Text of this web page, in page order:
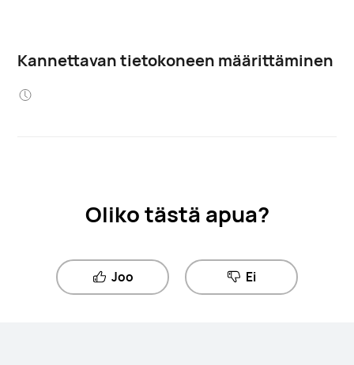
Kannettavan tietokoneen määrittäminen
Oliko tästä apua?
Joo Ei